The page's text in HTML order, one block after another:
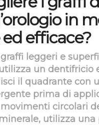
in
efficace?
leggeri e
un dentifricio
il quadrante con
prima di
circolari
utilizza una